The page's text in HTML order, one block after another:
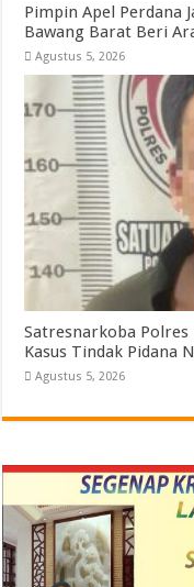
Pimpin Apel Perdana
Bawang Barat Beri
Agustus 5, 2026
Satresnarkoba
Kasus Tindak Pidana
Agustus 5, 2026